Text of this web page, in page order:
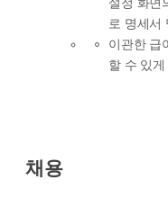
설정 화면
로 명세서
이관한 급
할 수 있게
채용